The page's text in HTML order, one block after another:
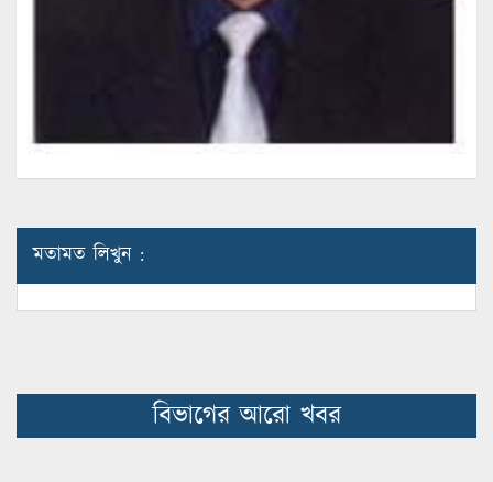
মতামত লিখুন :
বিভাগের আরো খবর